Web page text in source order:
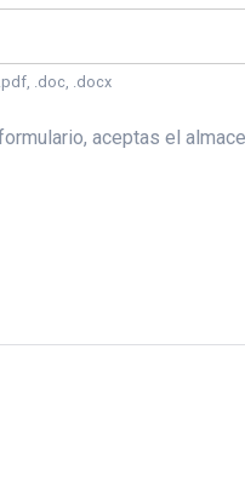
.doc, .docx
aceptas el